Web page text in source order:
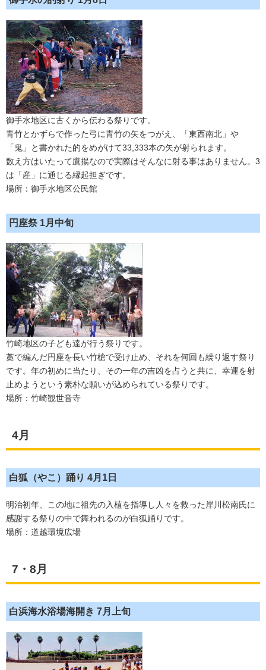
御手水地区に古くから伝わる祭りです。
青竹とかずらで作った弓に青竹の矢をつがえ、「東西南北」や
「鬼」と書かれた的をめがけて33,333本の矢が射られます。
数え方はいたって鷹揚なので実際はそんなに射る事はありません。3
は「産」に通じる縁起担ぎです。
場所：御手水地区公民館
円座祭 1月中旬
竹崎地区の子ども達が行う祭りです。
藁で編んだ円座を長い竹槍で受け止め、それを何回も繰り返す祭り
です。年の初めに当たり、その一年の吉凶を占うと共に、幸運を射
止めようという素朴な願いが込められている祭りです。
場所：竹崎観世音寺
4月
白狐（やこ）踊り 4月1日
明治初年、この地に祖先の入植を指導し人々を救った岸川松南氏に
感謝する祭りの中で舞われるのが白狐踊りです。
場所：道越環境広場
7・8月
白浜海水浴場海開き 7月上旬